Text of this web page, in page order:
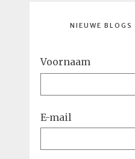
NIEUWE
Voornaam
E-mail